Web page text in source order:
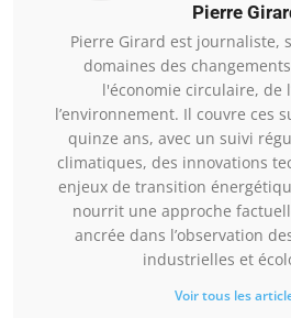
Pierre
Pierre Girard est journaliste,
domaines des
l'économie circulaire, de
l’environnement. Il couvre ces
quinze ans, avec un suivi
climatiques, des innovations
enjeux de transition
nourrit une approche
ancrée dans l’observation
industrielles et
Voir tous les